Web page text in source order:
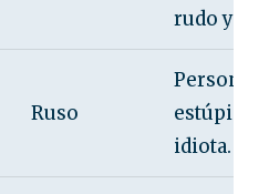
rudo y
Ruso
Persona
estúpida,
idiota.